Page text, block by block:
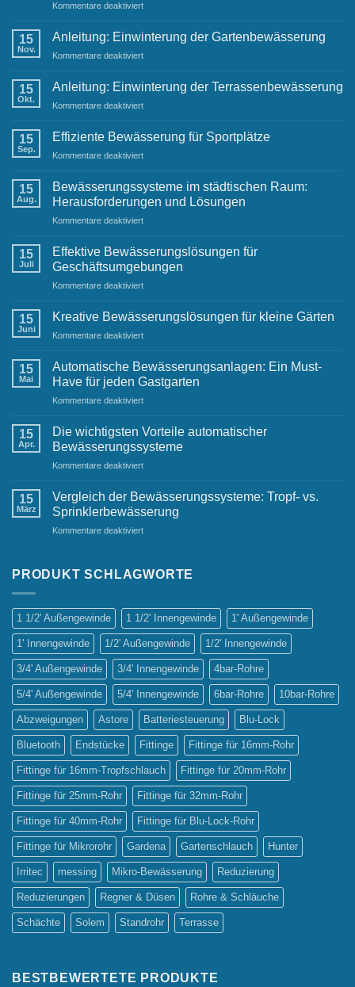
Kommentare deaktiviertfür
Grüße
Neujahrswünsche
Ihrem
15
Nov.
Anleitung: Einwinterung der Gartenbewässerung
Kommentare deaktiviertfür
Einwinterung
Gartenbewässerung
15
Okt.
Anleitung: Einwinterung der Terrassenbewässerung
Kommentare deaktiviertfür
Einwinterung
Terrassenbewässerung
15
Sep.
Effiziente Bewässerung für Sportplätze
Kommentare deaktiviertfür
Bewässerung
für
Sportplätze
15
Aug.
Bewässerungssysteme im städtischen Raum:
Herausforderungen und Lösungen
Kommentare deaktiviertfür
städtischen
Raum:
Herausforderungen
Lösungen
15
Juli
Effektive Bewässerungslösungen für
Geschäftsumgebungen
Kommentare deaktiviertfür
Bewässerungslösungen
Geschäftsumgebungen
15
Juni
Kreative Bewässerungslösungen für kleine Gärten
Kommentare deaktiviertfür
Bewässerungslösungen
für
kleine
Gärten
15
Mai
Automatische Bewässerungsanlagen: Ein Must-
Have für jeden Gastgarten
Kommentare deaktiviertfür
Bewässerungsanlagen:
Must-
Have
jeden
Gastgarten
15
Apr.
Die wichtigsten Vorteile automatischer
Bewässerungssysteme
Kommentare deaktiviertfür
wichtigsten
automatischer
Bewässerungssysteme
15
März
Vergleich der Bewässerungssysteme: Tropf- vs.
Sprinklerbewässerung
Kommentare deaktiviertfür
Bewässerungssysteme:
Sprinklerbewässerung
PRODUKT SCHLAGWORTE
1 1/2' Außengewinde 1 1/2' Innengewinde 1' Außengewinde
1' Innengewinde 1/2' Außengewinde 1/2' Innengewinde
3/4' Außengewinde 3/4' Innengewinde 4bar-Rohre
5/4' Außengewinde 5/4' Innengewinde 6bar-Rohre 10bar-Rohre
Abzweigungen Astore Batteriesteuerung Blu-Lock
Bluetooth Endstücke Fittinge Fittinge für 16mm-Rohr
Fittinge für 16mm-Tropfschlauch Fittinge für 20mm-Rohr
Fittinge für 25mm-Rohr Fittinge für 32mm-Rohr
Fittinge für 40mm-Rohr Fittinge für Blu-Lock-Rohr
Fittinge für Mikrorohr Gardena Gartenschlauch Hunter
Irritec messing Mikro-Bewässerung Reduzierung
Reduzierungen Regner & Düsen Rohre & Schläuche
Schächte Solem Standrohr Terrasse
BESTBEWERTETE PRODUKTE